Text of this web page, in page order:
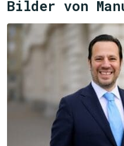
Bilder von